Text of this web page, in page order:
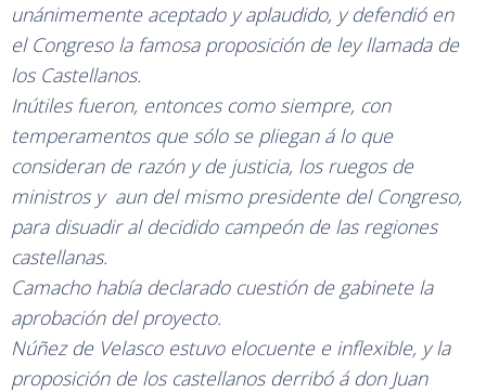
unánimemente aceptado y aplaudido, y defendió en
el Congreso la famosa proposición de ley llamada de
los Castellanos.
Inútiles fueron, entonces como siempre, con
temperamentos que sólo se pliegan á lo que
consideran de razón y de justicia, los ruegos de
ministros y aun del mismo presidente del Congreso,
para disuadir al decidido campeón de las regiones
castellanas.
Camacho había declarado cuestión de gabinete la
aprobación del proyecto.
Núñez de Velasco estuvo elocuente e inflexible, y la
proposición de los castellanos derribó á don Juan